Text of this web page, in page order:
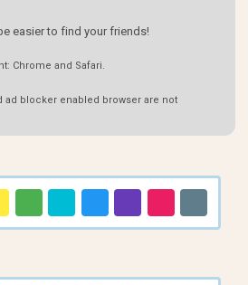
easier to find your friends!
Chrome and Safari.
blocker enabled browser are not